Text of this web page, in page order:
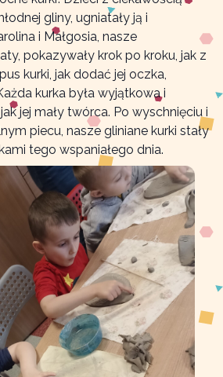
gliny, ugniatały ją i
i Małgosia, nasze
pokazywały krok po kroku, jak z
kurki, jak dodać jej oczka,
kurka była wyjątkowa i
jej mały twórca. Po wyschnięciu i
piecu, nasze gliniane kurki stały
tego wspaniałego dnia.